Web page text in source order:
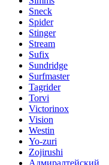
Sneck
Spider
Stinger
Stream
Sufix
Sundridge
Surfmaster
Tagrider
Torvi
Victorinox
Vision
Westin
Yo-zuri
Zojirushi
Адмиралтейский